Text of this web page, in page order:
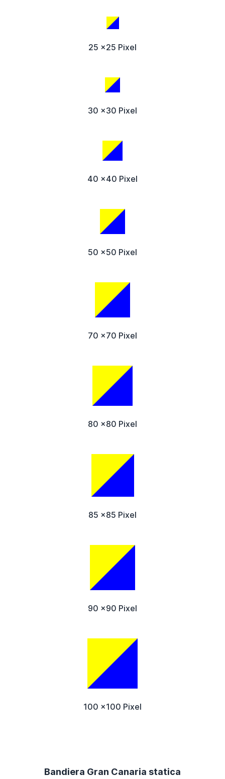
25 x25 Pixel
30 x30 Pixel
40 x40 Pixel
50 x50 Pixel
70 x70 Pixel
80 x80 Pixel
85 x85 Pixel
90 x90 Pixel
100 x100 Pixel
Bandiera Gran Canaria statica